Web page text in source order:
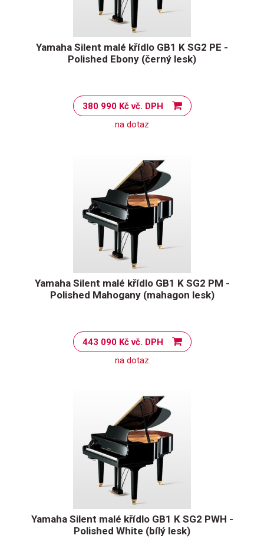
Yamaha Silent malé křídlo GB1 K SG2 PE -
Polished Ebony (černý lesk)
380 990 Kč vč. DPH
na dotaz
Yamaha Silent malé křídlo GB1 K SG2 PM -
Polished Mahogany (mahagon lesk)
443 090 Kč vč. DPH
na dotaz
Yamaha Silent malé křídlo GB1 K SG2 PWH -
Polished White (bílý lesk)